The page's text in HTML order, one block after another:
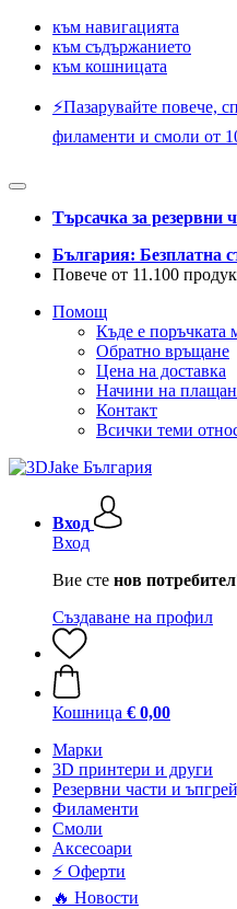
към навигацията
към съдържанието
към кошницата
⚡️Пазарувайте повече,
филаменти и смоли от
Търсачка за резервни
България: Безплатна
Повече от 11.100
Помощ
Къде е поръчката
Обратно връщане
Цена на доставка
Начини на
Контакт
Всички теми
Вход
Вход
Вие сте нов
Създаване на профил
Кошница € 0,00
Mарки
3D принтери и други
Резервни части и
Филаменти
Смоли
Аксесоари
⚡ Оферти
🔥 Новости